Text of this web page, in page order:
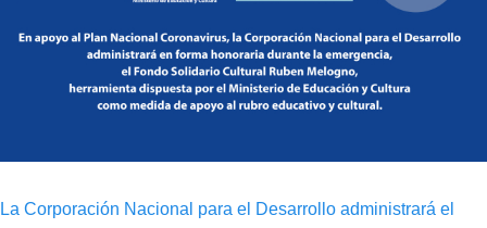
La Corporación Nacional para el Desarrollo administrará el